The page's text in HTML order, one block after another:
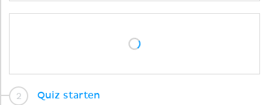
Quiz starten